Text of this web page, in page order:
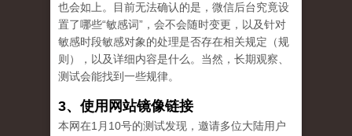
也会如上。目前无法确认的是，微信后台究竟设
置了哪些“敏感词”，会不会随时变更，以及针对
敏感时段敏感对象的处理是否存在相关规定（规
则），以及详细内容是什么。当然，长期观察、
测试会能找到一些规律。
3、使用网站镜像链接
本网在1月10号的测试发现，邀请多位大陆用户